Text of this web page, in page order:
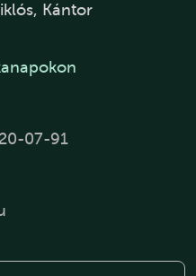
Kántor
07-91